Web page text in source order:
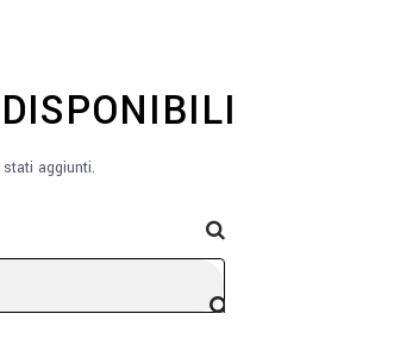
aggiunti.